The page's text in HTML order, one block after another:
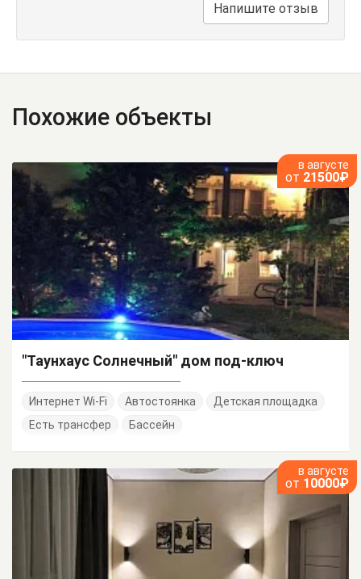
Напишите отзыв
Похожие объекты
в августе
от 21500₽
"Таунхаус Солнечный" дом под-ключ
Интернет Wi-Fi Автостоянка
Детская площадка
Есть трансфер
Бассейн
в августе
от 10000₽